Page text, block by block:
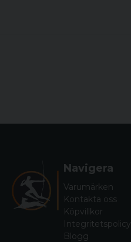
Navigera
Varumärken
Kontakta oss
Köpvillkor
Integritetspolicy
Blogg